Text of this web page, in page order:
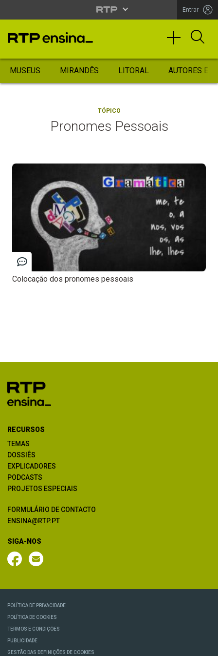
Entrar
MUSEUS MIRANDÊS LITORAL AUTORES
TÓPICO
Pronomes Pessoais
Colocação dos pronomes pessoais
RECURSOS
TEMAS
DOSSIÊS
EXPLICADORES
PODCASTS
PROJETOS ESPECIAIS
FORMULÁRIO DE CONTACTO
ENSINA@RTP.PT
SIGA-NOS
POLÍTICA DE PRIVACIDADE
POLÍTICA DE COOKIES
TERMOS E CONDIÇÕES
PUBLICIDADE
GESTÃO DAS DEFINIÇÕES DE COOKIES